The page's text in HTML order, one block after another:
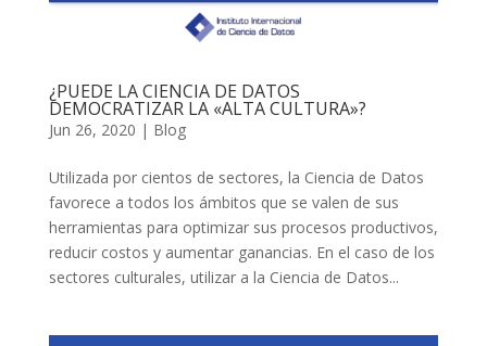
¿PUEDE LA CIENCIA DE DATOS
DEMOCRATIZAR LA «ALTA CULTURA»?
Jun 26, 2020 | Blog
Utilizada por cientos de sectores, la Ciencia de Datos
favorece a todos los ámbitos que se valen de sus
herramientas para optimizar sus procesos productivos,
reducir costos y aumentar ganancias. En el caso de los
sectores culturales, utilizar a la Ciencia de Datos...